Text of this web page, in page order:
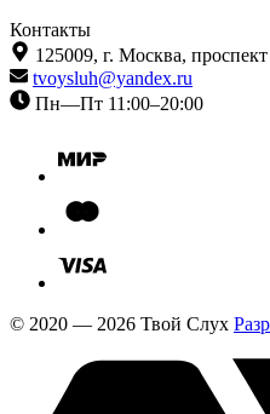
Контакты
125009, г. Москва,
tvoysluh@yandex.ru
Пн—Пт 11:00–20:00
© 2020 — 2026 Твой Слух